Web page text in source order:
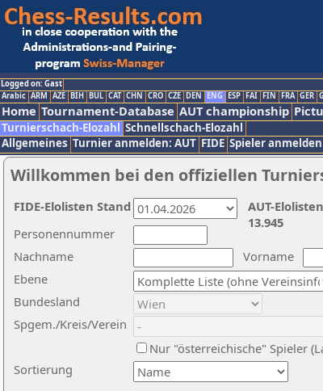
Logged on: Gast
Arabic ARM AZE BIH BUL CAT CHN CRO CZE DEN ENG ESP FAI FIN FRA GER
Home Tournament-Database AUT championship
Turnierschach-Elozahl Schnellschach-Elozahl
Allgemeines Turnier anmelden: AUT FIDE Spieler anmelden
Willkommen bei den offiziellen
Nachname
Vorname
Ebene
Sortierung
Personennummer
Bundesland
Spgem./Kreis/Verein
Nur "österreichische" Spieler
AUT-
13.945
FIDE-Elolisten Stand